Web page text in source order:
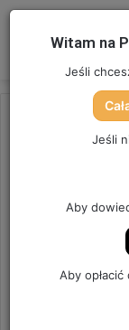
Menu
Strona główna/
CO
CZASIE
SZYBKA
Witam na
Jeśli
Jeśli
Aby
Aby